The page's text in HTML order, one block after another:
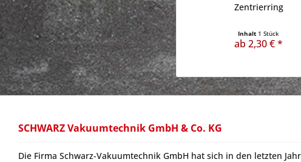
Zentrierring
Inhalt 1 Stück
ab 2,30 € *
SCHWARZ Vakuumtechnik GmbH & Co. KG
Die Firma Schwarz-Vakuumtechnik GmbH hat sich in den letzten